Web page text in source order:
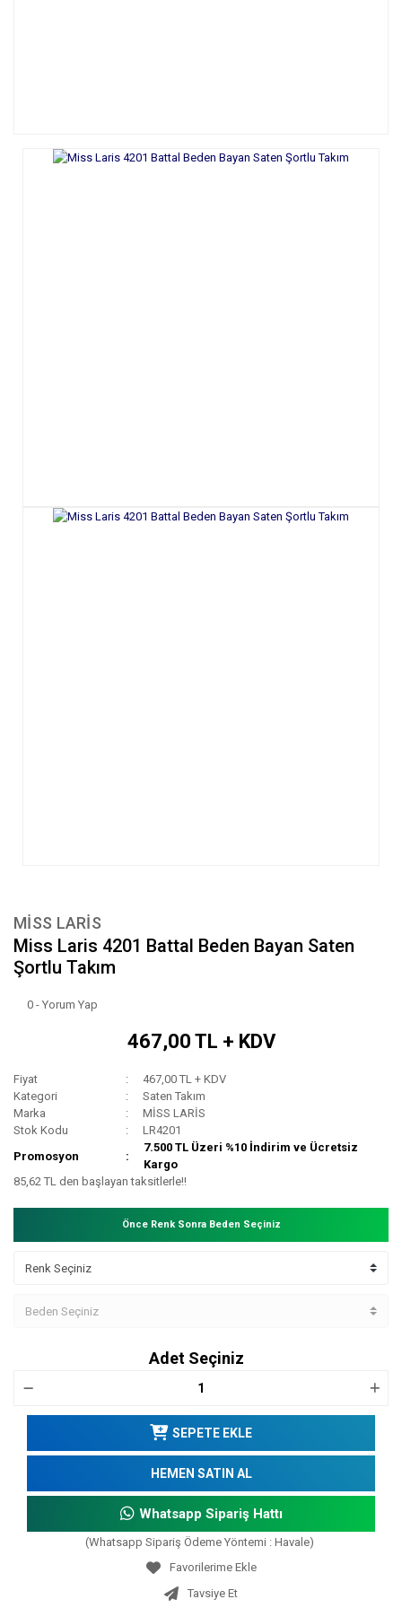
MİSS LARİS
Miss Laris 4201 Battal Beden Bayan Saten
Şortlu Takım
0 - Yorum Yap
467,00 TL + KDV
Fiyat
467,00 TL + KDV
Kategori
Saten Takım
Marka
MİSS LARİS
Stok Kodu
LR4201
Promosyon
7.500 TL Üzeri %10 İndirim ve Ücretsiz
Kargo
85,62 TL den başlayan taksitlerle!!
Önce Renk Sonra Beden Seçiniz
Adet Seçiniz
SEPETE EKLE
HEMEN SATIN AL
Whatsapp Sipariş Hattı
(Whatsapp Sipariş Ödeme Yöntemi : Havale)
Tavsiye Et